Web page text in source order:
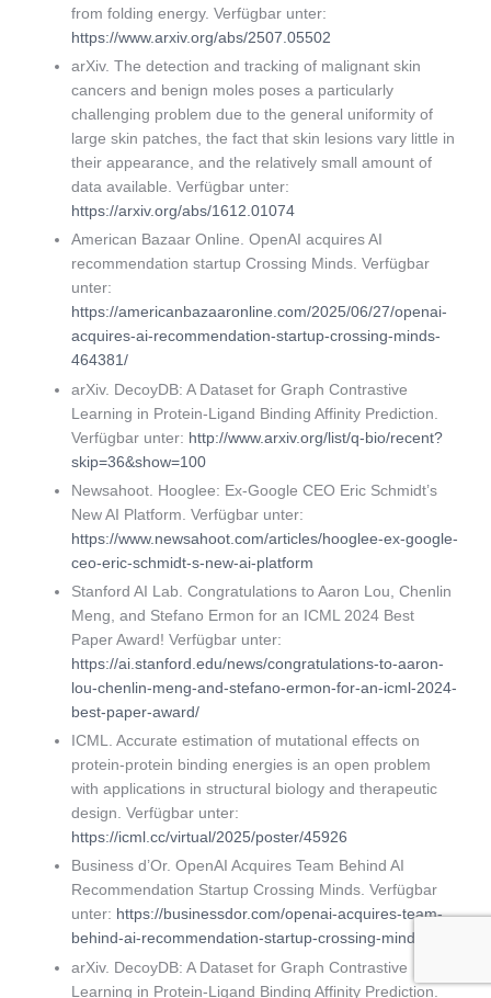
from folding energy. Verfügbar unter:
https://www.arxiv.org/abs/2507.05502
arXiv. The detection and tracking of malignant skin
cancers and benign moles poses a particularly
challenging problem due to the general uniformity of
large skin patches, the fact that skin lesions vary little in
their appearance, and the relatively small amount of
data available. Verfügbar unter:
https://arxiv.org/abs/1612.01074
American Bazaar Online. OpenAI acquires AI
recommendation startup Crossing Minds. Verfügbar
unter:
https://americanbazaaronline.com/2025/06/27/openai-
acquires-ai-recommendation-startup-crossing-minds-
464381/
arXiv. DecoyDB: A Dataset for Graph Contrastive
Learning in Protein-Ligand Binding Affinity Prediction.
Verfügbar unter: http://www.arxiv.org/list/q-bio/recent?
skip=36&show=100
Newsahoot. Hooglee: Ex-Google CEO Eric Schmidt’s
New AI Platform. Verfügbar unter:
https://www.newsahoot.com/articles/hooglee-ex-google-
ceo-eric-schmidt-s-new-ai-platform
Stanford AI Lab. Congratulations to Aaron Lou, Chenlin
Meng, and Stefano Ermon for an ICML 2024 Best
Paper Award! Verfügbar unter:
https://ai.stanford.edu/news/congratulations-to-aaron-
lou-chenlin-meng-and-stefano-ermon-for-an-icml-2024-
best-paper-award/
ICML. Accurate estimation of mutational effects on
protein-protein binding energies is an open problem
with applications in structural biology and therapeutic
design. Verfügbar unter:
https://icml.cc/virtual/2025/poster/45926
Business d’Or. OpenAI Acquires Team Behind AI
Recommendation Startup Crossing Minds. Verfügbar
unter: https://businessdor.com/openai-acquires-team-
behind-ai-recommendation-startup-crossing-minds/
arXiv. DecoyDB: A Dataset for Graph Contrastive
Learning in Protein-Ligand Binding Affinity Prediction.